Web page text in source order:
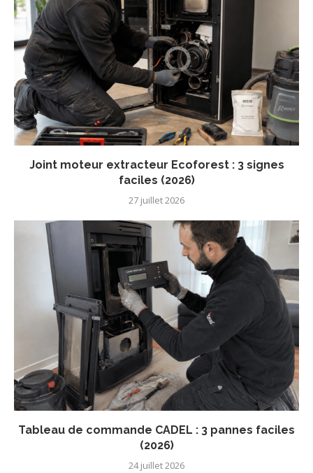
Joint moteur extracteur Ecoforest : 3 signes
faciles (2026)
27 juillet 2026
Tableau de commande CADEL : 3 pannes faciles
(2026)
24 juillet 2026